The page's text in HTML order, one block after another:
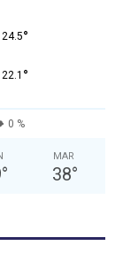
24.5°
22.1 °
0 %
°
MAR
38°